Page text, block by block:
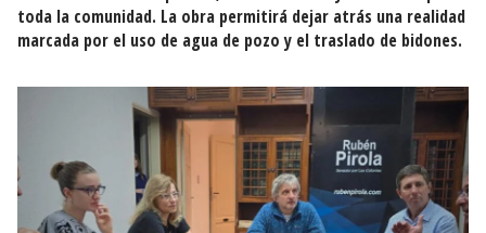
toda la comunidad. La obra permitirá dejar atrás una realidad
marcada por el uso de agua de pozo y el traslado de bidones.